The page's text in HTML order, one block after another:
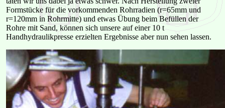
Formstücke für die vorkommenden Rohrradien (r=65mm und
r=120mm in Rohrmitte) und etwas Übung beim Befüllen der
Rohre mit Sand, können sich unsere auf einer 10 t
Handhydraulikpresse erzielten Ergebnisse aber nun sehen lassen.